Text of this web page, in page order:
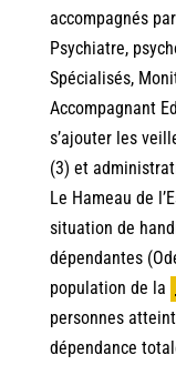
accompagnés
Psychiatre,
Spécialisés,
Accompagnant
s’ajouter les
(3) et
Le Hameau de
situation de
dépendantes
population de la
personnes
dépendance